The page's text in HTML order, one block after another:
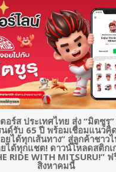
อร์ส ประเทศไทย ส่ง “มิตซูรุ
ด์รับ 65 ปี พร้อมเชื่อมแนวคิด
ยได้ทุกเส้นทาง” สู่ลูกค้าชาว
ยได้ทุกแชต! ดาวน์โหลดสติกเ
RIDE WITH MITSURU!”
สิงหาคมนี้